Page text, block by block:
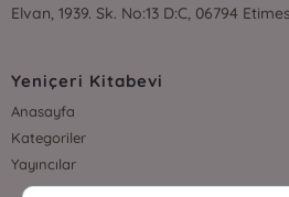
Elvan, 1939. Sk. No:13 D:C, 06794
Yeniçeri Kitabevi
Anasayfa
Kategoriler
Yayıncılar